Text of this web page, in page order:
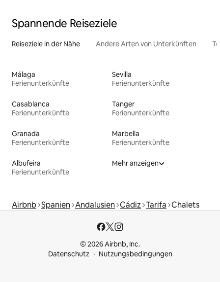
Spannende Reiseziele
Reiseziele in der Nähe Andere Arten von Unterkünften
Málaga
Ferienunterkünfte
Sevilla
Ferienunterkünfte
Casablanca
Ferienunterkünfte
Tanger
Ferienunterkünfte
Granada
Ferienunterkünfte
Marbella
Ferienunterkünfte
Albufeira
Ferienunterkünfte
Mehr anzeigen
Airbnb Spanien Andalusien Cádiz Tarifa Chalets
© 2026 Airbnb, Inc.
Datenschutz
Nutzungsbedingungen